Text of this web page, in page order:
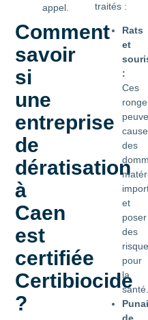
appel.
Comment
savoir
si
une
entreprise
de
dératisation
à
Caen
est
certifiée
Certibiocide
?
traités :
Rats
et
:
Ces
des
et
poser
des
pour
la
santé.